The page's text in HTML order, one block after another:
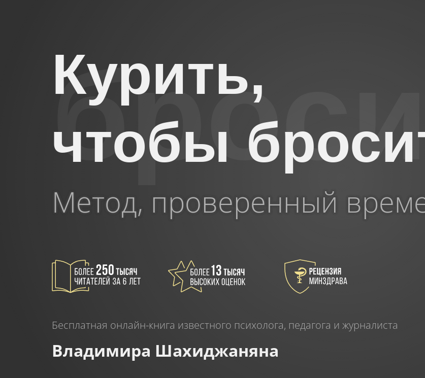
Курить,
чтобы
Метод, проверенный
Бесплатная онлайн-книга известного психолога, педагога и журналиста
Владимира Шахиджаняна